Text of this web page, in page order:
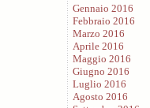
Gennaio 2016
Febbraio 2016
Marzo 2016
Aprile 2016
Maggio 2016
Giugno 2016
Luglio 2016
Agosto 2016